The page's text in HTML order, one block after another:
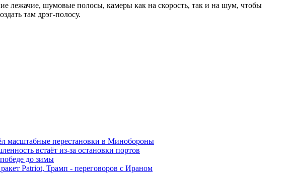
лежачие, шумовые полосы, камеры как на скорость, так и на шум, чтобы
там дрэг-полосу.
масштабные перестановки в Минобороны
встаёт из-за остановки портов
до зимы
Patriot, Трамп - переговоров с Ираном